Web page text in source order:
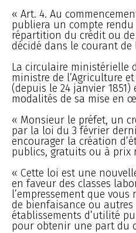
« Art. 4. Au
publiera un compte
répartition du crédit ou
décidé dans le courant de
La circulaire ministérielle
ministre de l’Agriculture
(depuis le 24 janvier
modalités de sa mise en
« Monsieur le préfet, un
par la loi du 3 février
encourager la création
publics, gratuits ou à prix
« Cette loi est une
en faveur des classes
l’empressement que
de bienfaisance ou
établissements d’utilité
pour obtenir une part du